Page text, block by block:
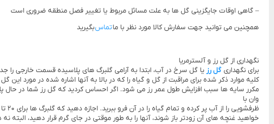
– گاهی اوقات جایگزینی گل ها به علت مسائل مربوط یا تغییر فصل منطقه ضروری است
همچنین می توانید جهت سفارش کالا مورد نظر با ماتماسبگیرید
نگهداری از گل رز و آلسترمریا
برای نگهداری گل رز یا گل سرخ در آب، ابتدا به آرامی گلبرگ های پلاسیده قسمت خارجی را
کلیه موارد ذکر شده برای مراقبت از گل و گیاه را که در بالا به آنها اشاره شده در مورد
وان با
خواهید غنچه های آن زودتر باز شوند، آنها را به طور موقتی در جای گرم قرار دهید، البته نه در